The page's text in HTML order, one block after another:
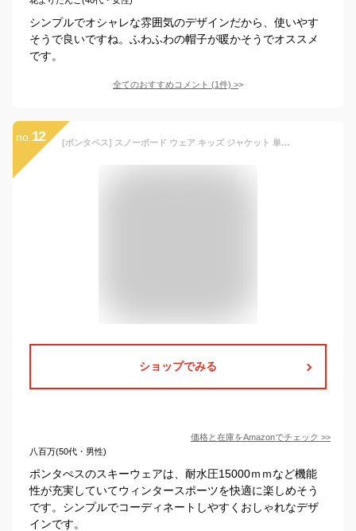
シンプルでオシャレな雰囲気のデザインだから、使いやす
そうで良いですね。ふわふわの帽子が暖かそうでオススメ
です。
全てのおすすめコメント (1件) >
no. 12 [ポンタペス] スノーボード ウェア キッズ ジャケット 単品 6サイズ 100-150 耐水圧15,000mm PPJJ-120 ブラック×スカイブルー 110サイズ スノーウェア スノボウェア スキーウェア ウエア 子供用 スノボーウェア 20-21 スノボ ウェア スキー ウェア ジャケット 滑雪服
ショップでみる
価格と在庫をAmazonでチェック >>
八百万(50代・男性)
ポンタぺスのスキーウェアは、耐水圧15000ｍｍなど機能
性が充実していてウィンタースポーツを快適に楽しめそう
です。シンプルでコーディネートしやすくおしゃれなデザ
インです。